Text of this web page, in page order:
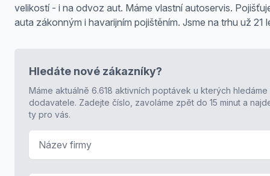
velikostí - i na odvoz aut. Máme vlastní autoservis.
auta zákonným i havarijním pojištěním. Jsme na trhu už 21
Hledáte nové zákazníky?
Máme aktuálně 6.618 aktivních poptávek u kterých hledáme
dodavatele. Zadejte číslo, zavoláme zpět do 15 minut a
ty pro vás.